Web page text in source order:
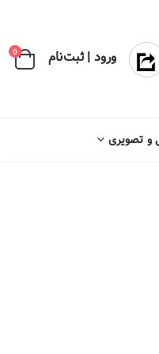
ورود | ثبت‌نام 0
و تصویری